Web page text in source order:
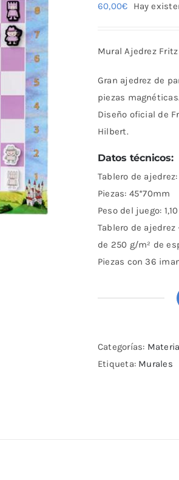
60,00€ Hay
Mural Ajedrez Fritz
Gran ajedrez de
piezas
Diseño oficial de
Hilbert.
Datos técnicos:
Tablero de
Piezas: 45*70mm
Peso del juego:
Tablero de
de 250 g/m² de
Piezas con 36
Fritz
Categorías:
Etiqueta: Murales